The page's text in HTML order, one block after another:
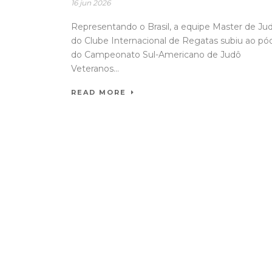
16 jun 2026
Representando o Brasil, a equipe Master de
do Clube Internacional de Regatas subiu ao
do Campeonato Sul-Americano de Judô
Veteranos...
READ MORE